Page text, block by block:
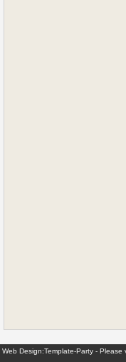
Web Design:Template-Party -